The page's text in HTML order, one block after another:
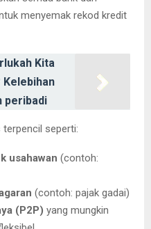
menyemak rekod kredit
Kita
Kelebihan
peribadi
seperti:
usahawan (contoh:
(contoh: pajak gadai)
(P2P) yang mungkin